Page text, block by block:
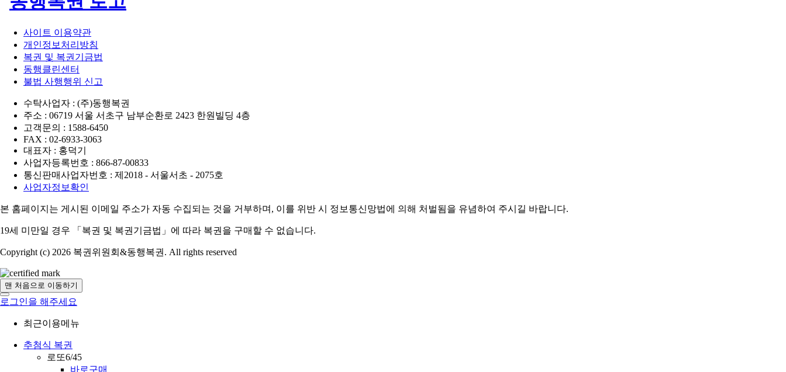
사이트 이용약관
개인정보처리방침
복권 및 복권기금법
동행클린센터
불법 사행행위 신고
수탁사업자 : (주)동행복권
주소 : 06719 서울 서초구 남부순환로 2423 한원빌딩 4층
고객문의 : 1588-6450
FAX : 02-6933-3063
대표자 : 홍덕기
사업자등록번호 : 866-87-00833
통신판매사업자번호 : 제2018 - 서울서초 - 2075호
사업자정보확인
본 홈페이지는 게시된 이메일 주소가 자동 수집되는 것을 거부하며, 이를 위반 시 정보통신망법에 의해 처벌됨을 유념하여 주시길 바랍니다.
19세 미만일 경우 「복권 및 복권기금법」에 따라 복권을 구매할 수 없습니다.
Copyright (c) 2026 복권위원회&동행복권. All rights reserved
맨 처음으로 이동하기
로그인을 해주세요
최근이용메뉴
추첨식 복권
로또6/45
바로구매